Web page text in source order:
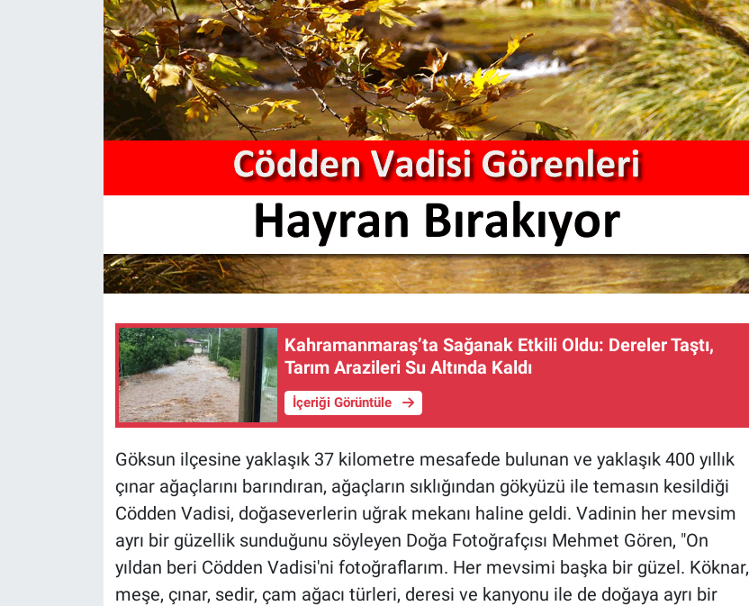
Kahramanmaraş’ta Sağanak Etkili Oldu: Dereler Taştı,
Tarım Arazileri Su Altında Kaldı
İçeriği Görüntüle
Göksun ilçesine yaklaşık 37 kilometre mesafede bulunan ve yaklaşık 400 yıllık
çınar ağaçlarını barındıran, ağaçların sıklığından gökyüzü ile temasın kesildiği
Cödden Vadisi, doğaseverlerin uğrak mekanı haline geldi. Vadinin her mevsim
ayrı bir güzellik sunduğunu söyleyen Doğa Fotoğrafçısı Mehmet Gören, "On
yıldan beri Cödden Vadisi'ni fotoğraflarım. Her mevsimi başka bir güzel. Köknar,
meşe, çınar, sedir, çam ağacı türleri, deresi ve kanyonu ile de doğaya ayrı bir
SAĞLIK
KÜLTÜR-SANAT